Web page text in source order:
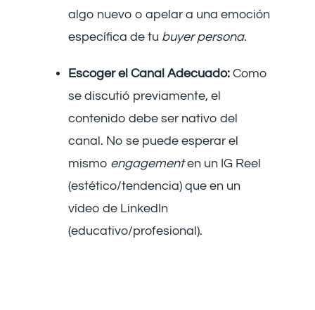
algo nuevo o apelar a una emoción
específica de tu buyer persona.
Escoger el Canal Adecuado: Como
se discutió previamente, el
contenido debe ser nativo del
canal. No se puede esperar el
mismo engagementen un IG Reel
(estético/tendencia) que en un
vídeo de LinkedIn
(educativo/profesional).